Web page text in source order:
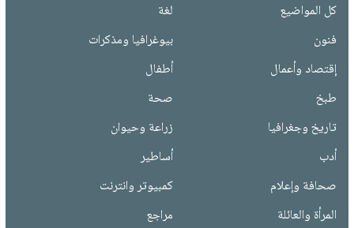
كل المواضيع
لغة
فنون
بيوغرافيا ومذكرات
إقتصاد وأعمال
أطفال
طبخ
صحة
تاريخ وجغرافيا
زراعة وحيوان
أدب
أساطير
صحافة وإعلام
كمبيوتر وانترنت
المرأة والعائلة
مراجع